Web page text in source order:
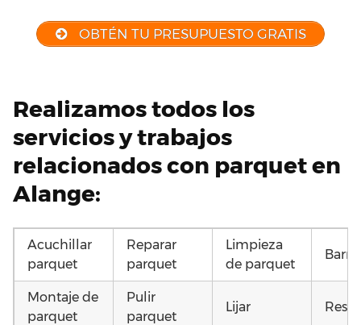
OBTÉN TU PRESUPUESTO GRATIS
Realizamos todos los
servicios y trabajos
relacionados con parquet en
Alange:
Acuchillar
parquet
Reparar
parquet
Limpieza
de parquet
Montaje de
parquet
Pulir
parquet
Lijar